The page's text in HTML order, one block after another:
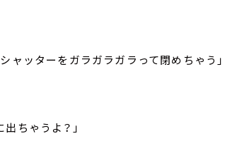
ャッターをガラガラガラって閉めちゃう」
ちゃうよ？」